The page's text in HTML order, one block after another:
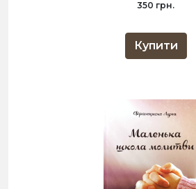
350 грн.
Купити